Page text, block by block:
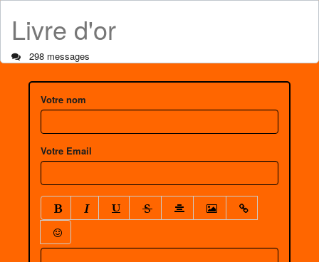
Livre d'or
298 messages
Votre nom
Votre Email